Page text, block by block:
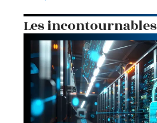
Les incontournables